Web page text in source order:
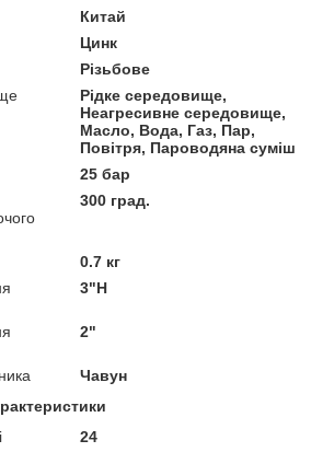
Китай
Цинк
Різьбове
Рідке середовище,
Неагресивне середовище,
Масло, Вода, Газ, Пар,
Повітря, Пароводяна суміш
25 бар
300 град.
0.7 кг
3"Н
2"
Чавун
24